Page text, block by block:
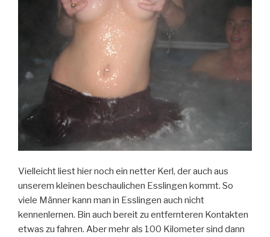
Vielleicht liest hier noch ein netter Kerl, der auch aus
unserem kleinen beschaulichen Esslingen kommt. So
viele Männer kann man in Esslingen auch nicht
kennenlernen. Bin auch bereit zu entfernteren Kontakten
etwas zu fahren. Aber mehr als 100 Kilometer sind dann